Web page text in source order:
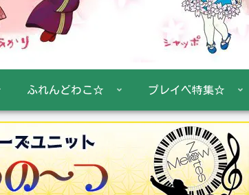
ふれんどわこ☆ プレイベ特集☆